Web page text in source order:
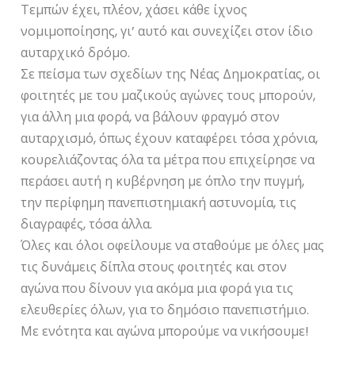
Τεμπών έχει, πλέον, χάσει κάθε ίχνος
νομιμοποίησης, γι’ αυτό και συνεχίζει στον ίδιο
αυταρχικό δρόμο.
Σε πείσμα των σχεδίων της Νέας Δημοκρατίας, οι
φοιτητές με του μαζικούς αγώνες τους μπορούν,
για άλλη μια φορά, να βάλουν φραγμό στον
αυταρχισμό, όπως έχουν καταφέρει τόσα χρόνια,
κουρελιάζοντας όλα τα μέτρα που επιχείρησε να
περάσει αυτή η κυβέρνηση με όπλο την πυγμή,
την περίφημη πανεπιστημιακή αστυνομία, τις
διαγραφές, τόσα άλλα.
Όλες και όλοι οφείλουμε να σταθούμε με όλες μας
τις δυνάμεις δίπλα στους φοιτητές και στον
αγώνα που δίνουν για ακόμα μια φορά για τις
ελευθερίες όλων, για το δημόσιο πανεπιστήμιο.
Με ενότητα και αγώνα μπορούμε να νικήσουμε!